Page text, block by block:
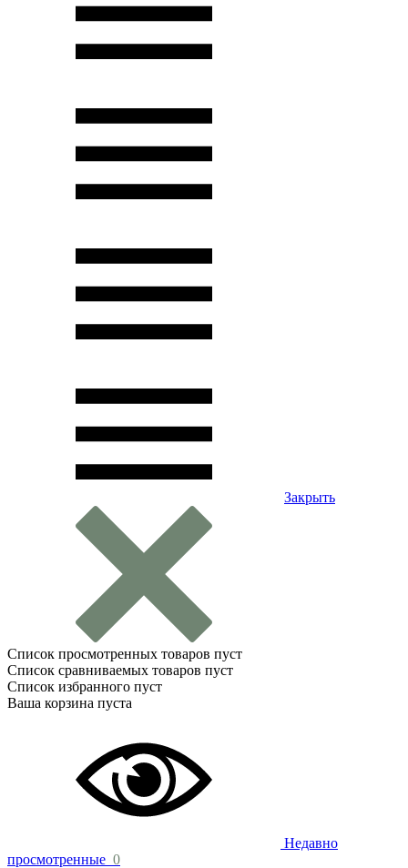
Закрыть
Список просмотренных товаров пуст
Список сравниваемых товаров пуст
Список избранного пуст
Ваша корзина пуста
Недавно
просмотренные 0